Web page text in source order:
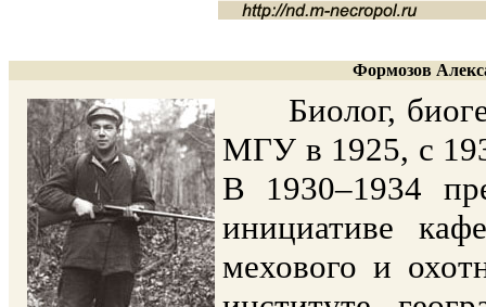
Формозов
Биолог,
МГУ в 1925, с
В 1930–1934
инициативе
мехового и